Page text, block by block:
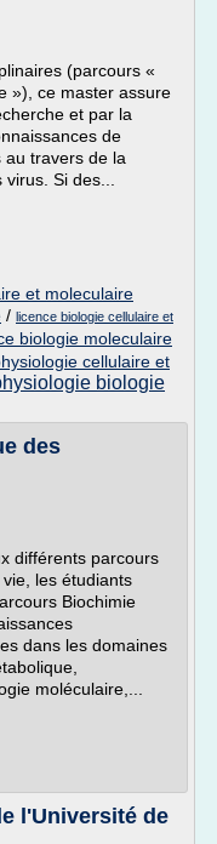
(parcours «
»), ce master assure
et par la
de
au travers de la
Si des...
et moleculaire
/ licence biologie cellulaire et
biologie moleculaire
cellulaire et
biologie
des
différents parcours
les étudiants
Biochimie
dans les domaines
moléculaire,...
l'Université de